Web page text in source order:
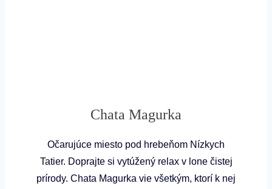
Chata Magurka
Očarujúce miesto pod hrebeňom Nízkych
Tatier. Doprajte si vytúžený relax v lone čistej
prírody. Chata Magurka vie všetkým, ktorí k nej